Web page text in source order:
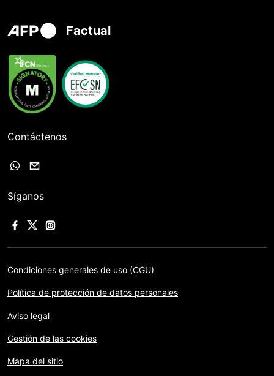
Factual
Contáctenos
Síganos
Condiciones generales de uso (CGU)
Política de protección de datos personales
Aviso legal
Gestión de las cookies
Mapa del sitio